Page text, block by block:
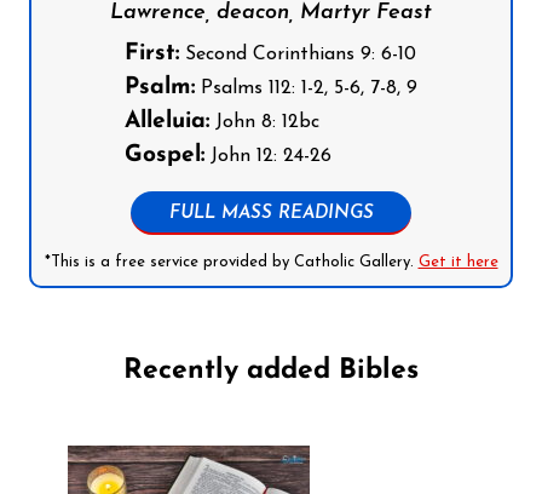
Lawrence, deacon, Martyr Feast
First: Second Corinthians 9: 6-10
Psalm: Psalms 112: 1-2, 5-6, 7-8, 9
Alleluia: John 8: 12bc
Gospel: John 12: 24-26
FULL MASS READINGS
*This is a free service provided by Catholic Gallery. Get it here
Recently added Bibles